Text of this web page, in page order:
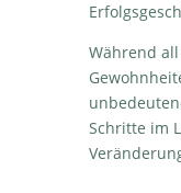
Während
Schritte im